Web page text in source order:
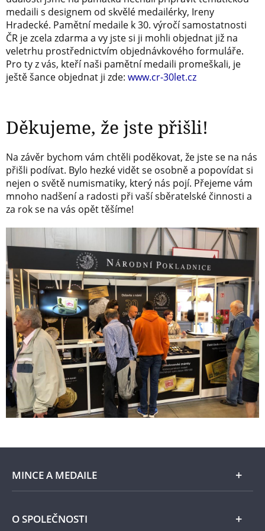
medaili s designem od skvělé medailérky, Ireny
Hradecké. Pamětní medaile k 30. výročí samostatnosti
ČR je zcela zdarma a vy jste si ji mohli objednat již na
veletrhu prostřednictvím objednávkového formuláře.
Pro ty z vás, kteří naši pamětní medaili promeškali, je
ještě šance objednat ji zde: www.cr-30let.cz
Děkujeme, že jste přišli!
Na závěr bychom vám chtěli poděkovat, že jste se na nás
přišli podívat. Bylo hezké vidět se osobně a popovídat si
nejen o světě numismatiky, který nás pojí. Přejeme vám
mnoho nadšení a radosti při vaší sběratelské činnosti a
za rok se na vás opět těšíme!
MINCE A MEDAILE
E-shop
O SPOLEČNOSTI